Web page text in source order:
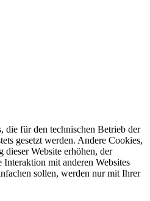
die für den technischen Betrieb der
gesetzt werden. Andere Cookies,
Website erhöhen, der
mit anderen Websites
sollen, werden nur mit Ihrer